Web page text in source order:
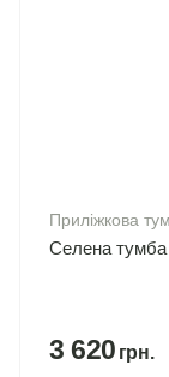
Приліжкова
Селена тумба
3 620